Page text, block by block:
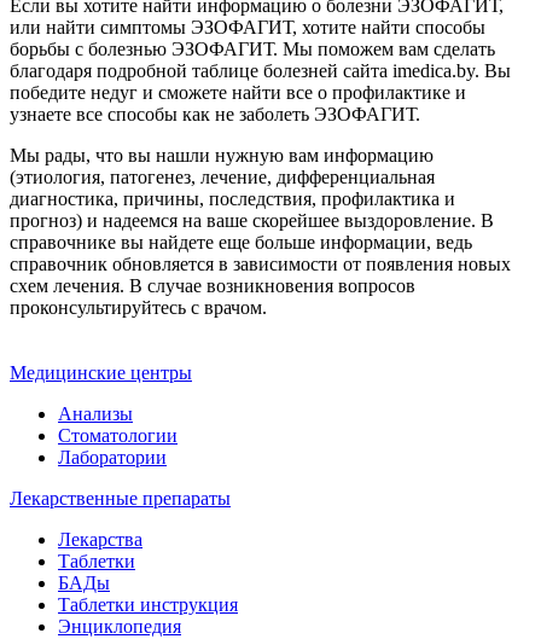
Если вы хотите найти информацию о болезни ЭЗОФАГИТ,
или найти симптомы ЭЗОФАГИТ, хотите найти способы
борьбы с болезнью ЭЗОФАГИТ. Мы поможем вам сделать
благодаря подробной таблице болезней сайта imedica.by. Вы
победите недуг и сможете найти все о профилактике и
узнаете все способы как не заболеть ЭЗОФАГИТ.
Мы рады, что вы нашли нужную вам информацию
(этиология, патогенез, лечение, дифференциальная
диагностика, причины, последствия, профилактика и
прогноз) и надеемся на ваше скорейшее выздоровление. В
справочнике вы найдете еще больше информации, ведь
справочник обновляется в зависимости от появления новых
схем лечения. В случае возникновения вопросов
проконсультируйтесь с врачом.
Медицинские центры
Анализы
Стоматологии
Лаборатории
Лекарственные препараты
Лекарства
Таблетки
БАДы
Таблетки инструкция
Энциклопедия